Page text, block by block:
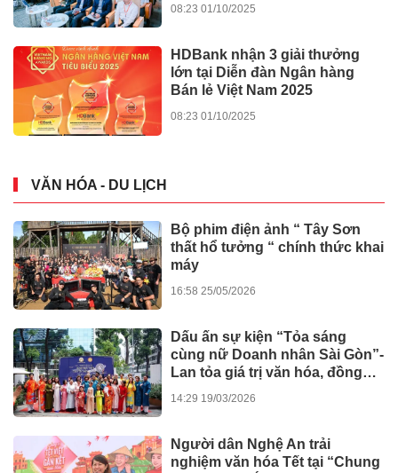
08:23 01/10/2025
HDBank nhận 3 giải thưởng
lớn tại Diễn đàn Ngân hàng
Bán lẻ Việt Nam 2025
08:23 01/10/2025
VĂN HÓA - DU LỊCH
Bộ phim điện ảnh “ Tây Sơn
thất hổ tưởng “ chính thức khai
máy
16:58 25/05/2026
Dấu ấn sự kiện “Tỏa sáng
cùng nữ Doanh nhân Sài Gòn”-
Lan tỏa giá trị văn hóa, đồng
14:29 19/03/2026
Người dân Nghệ An trải
nghiệm văn hóa Tết tại “Chung